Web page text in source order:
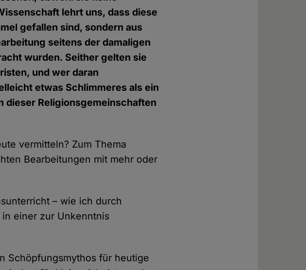
lehrt uns, dass diese
gefallen sind, sondern aus
seitens der damaligen
wurden. Seither gelten sie
und wer daran
etwas Schlimmeres als ein
dieser Religionsgemeinschaften
vermitteln? Zum Thema
Bearbeitungen mit mehr oder
– wie ich durch
einer zur Unkenntnis
Schöpfungsmythos für heutige